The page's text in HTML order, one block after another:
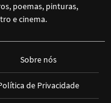
poemas, pinturas,
e cinema.
Sobre nós
de Privacidade